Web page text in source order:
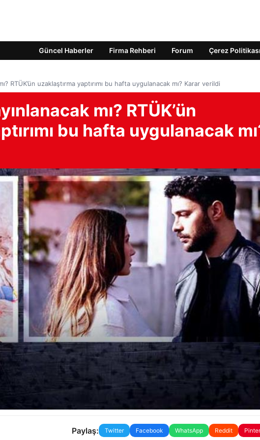
Güncel Haberler Firma Rehberi Forum Çerez Politikası
RTÜK’ün uzaklaştırma yaptırımı bu hafta uygulanacak mı? Karar verildi
mı? RTÜK’ün
bu hafta uygulanacak
Paylaş: Twitter Facebook WhatsApp Reddit